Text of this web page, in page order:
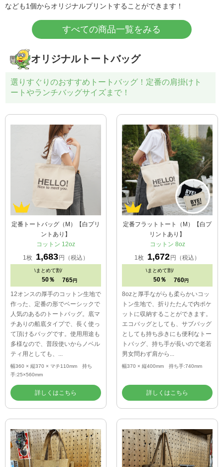
なども1個からオリジナルプリントすることができます！
すべての商品一覧をみる
オリジナルトートバッグ
選りすぐりのおすすめトートバッグ！定番の肩掛けト
ートやランチバッグサイズまで！
定番トートバッグ（M）【白プリ
ントあり】
コットン 12oz
1枚
1,683円（税込）
\まとめて割/
50％ 765 円
12オンスの厚手のコットン生地で
作った、定番の形でベーシックで
人気のあるのトートバッグ。底マ
チありの船底タイプで、長く使っ
て頂けるバッグです。使用用途も
多様なので、普段使いからノベル
ティ用としても、...
幅360 × 縦370 × マチ110mm 持ち
手:25×560mm
詳しくはこちら
定番フラットトート（M）【白プ
リントあり】
コットン 8oz
1枚
1,672円（税込）
\まとめて割/
50％ 760 円
8ozと厚手ながらも柔らかいコッ
トン生地で、折りたたんで内ポケ
ットに収納することができます。
エコバッグとしても、サブバッグ
としても持ち歩きにも便利なトー
トバッグ、持ち手が長いので老若
男女問わず肩から...
幅370 × 縦400mm 持ち手:740mm
詳しくはこちら